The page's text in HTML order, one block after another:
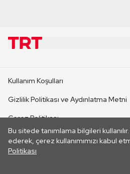
Bu sitede tanımlama bilgileri
ederek, çerez kullanımımızı kabul
Politikası
CANLI YAYINLAR
Kullanım Koşulları
Gizlilik Politikası ve Aydınlatma Metni
Çerez Politikası
İletişim
Her hakkı saklıdır. ©2026 TRT.